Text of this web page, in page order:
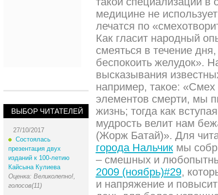
ВЫБОР ЧИТАТЕЛЕЙ
27/10/2017
Состоялась
презентация двух
изданий к 100-летию
Кайсына Кулиева
Оценка: Великолепно!,
голосов(11)
медицине не
лечатся по
Как гласит народный
смеяться в течение
беспокоить желудок».
высказывания
например, такое: «Смех
элементов смерти, мы
жизнь; тогда как
мудрость велит нам
(Жорж Батай)». Для
города Нальчикмы
– смешных и
2009 (ноябрь)#29,
и напряжение и